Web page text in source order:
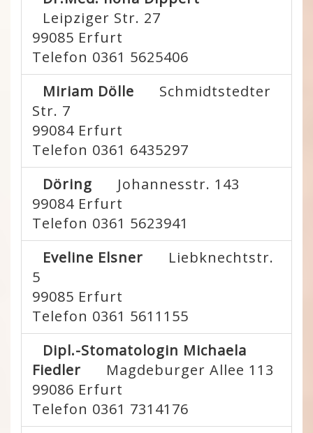
Leipziger Str. 27
99085 Erfurt
Telefon 0361 5625406
Miriam Dölle
Schmidtstedter
Str. 7
99084 Erfurt
Telefon 0361 6435297
Döring
Johannesstr. 143
99084 Erfurt
Telefon 0361 5623941
Eveline Elsner
Liebknechtstr.
5
99085 Erfurt
Telefon 0361 5611155
Dipl.-Stomatologin Michaela
Fiedler
Magdeburger Allee 113
99086 Erfurt
Telefon 0361 7314176